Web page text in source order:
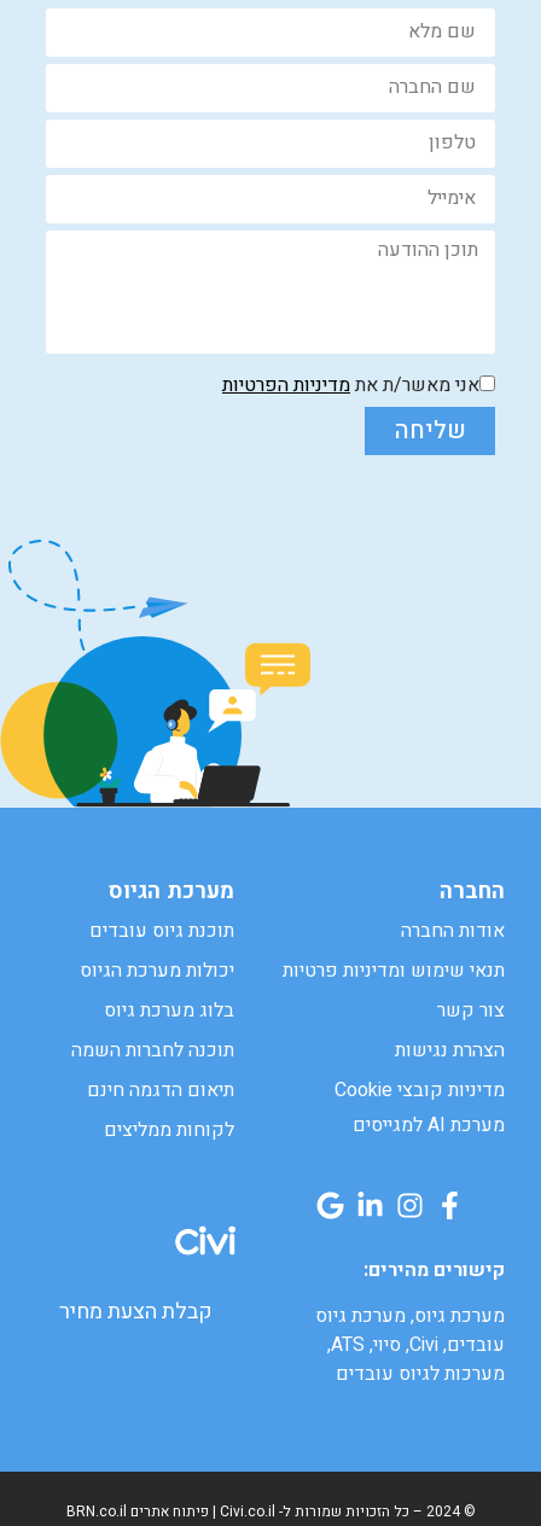
אני מאשר/ת אתמדיניות הפרטיות
שליחה
החברה
אודות החברה
תנאי שימוש ומדיניות פרטיות
צור קשר
הצהרת נגישות
מדיניות קובצי Cookie
מערכת AI למגייסים
מערכת הגיוס
תוכנת גיוס עובדים
יכולות מערכת הגיוס
בלוג מערכת גיוס
תוכנה לחברות השמה
תיאום הדגמה חינם
לקוחות ממליצים
קישורים מהירים:
מערכת גיוס, מערכת גיוס
עובדים, Civi, סיוי, ATS,
מערכות לגיוס עובדים
קבלת הצעת מחיר
© 2024 – כל הזכויות שמורות ל- Civi.co.il | פיתוח אתרים BRN.co.il